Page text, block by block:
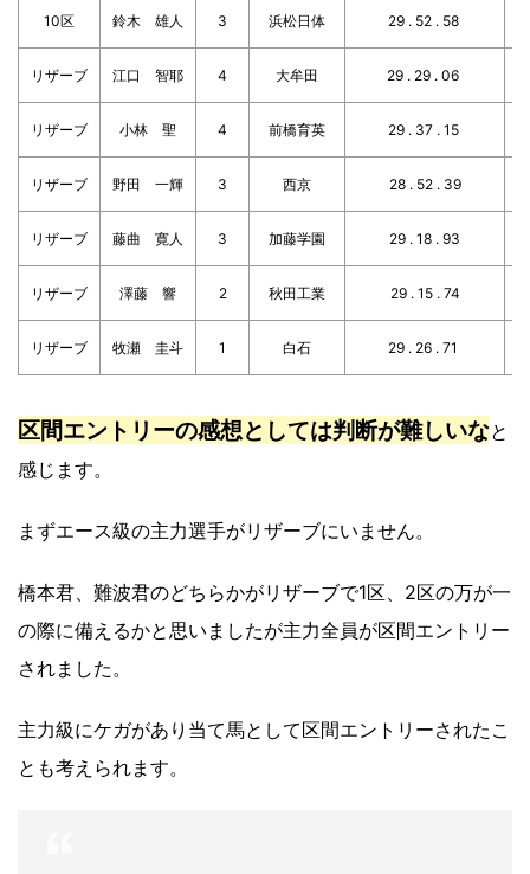
10区 鈴木 雄人 3 浜松日体 29 . 52 . 58
リザーブ 江口 智耶 4 大牟田 29 . 29 . 06
リザーブ 小林 聖 4 前橋育英 29 . 37 . 15
リザーブ 野田 一輝 3 西京 28 . 52 . 39
リザーブ 藤曲 寛人 3 加藤学園 29 . 18 . 93
リザーブ 澤藤 響 2 秋田工業 29 . 15 . 74
リザーブ 牧瀬 圭斗 1 白石 29 . 26 . 71
区間エントリーの感想としては判断が難しいなと
感じます。
まずエース級の主力選手がリザーブにいません。
橋本君、難波君のどちらかがリザーブで1区、2区の万が一
の際に備えるかと思いましたが主力全員が区間エントリー
されました。
主力級にケガがあり当て馬として区間エントリーされたこ
とも考えられます。